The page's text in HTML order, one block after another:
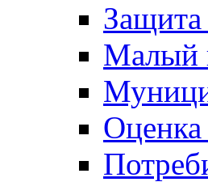
Защита
Малый
Оценка